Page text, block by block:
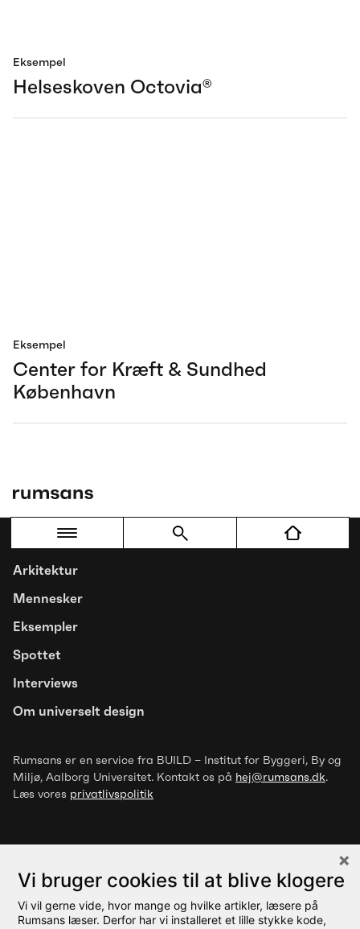
Eksempel
Helseskoven Octovia®
Eksempel
Center for Kræft & Sundhed
København
Arkitektur
Mennesker
Eksempler
Spottet
Interviews
Om universelt design
Rumsans er en service fra BUILD – Institut for Byggeri, By og
Miljø, Aalborg Universitet. Kontakt os på hej@rumsans.dk.
Læs vores privatlivspolitik
© 2026 Rumsans
Vi bruger cookies til at blive klogere
Vi vil gerne vide, hvor mange og hvilke artikler, læsere på
Rumsans læser. Derfor har vi installeret et lille stykke kode,